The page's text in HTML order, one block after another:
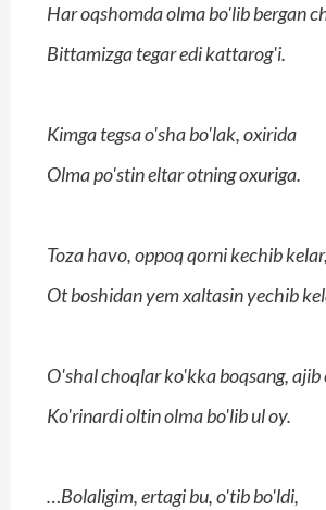
Har oqshomda olma bo'lib bergan
Bittamizga tegar edi kattarog'i.
Kimga tegsa o'sha bo'lak, oxirida
Olma po'stin eltar otning oxuriga.
Toza havo, oppoq qorni kechib kelar,
Ot boshidan yem xaltasin yechib
O'shal choqlar ko'kka boqsang, ajib
Ko'rinardi oltin olma bo'lib ul oy.
…Bolaligim, ertagi bu, o'tib bo'ldi,